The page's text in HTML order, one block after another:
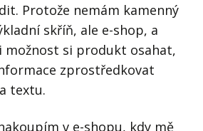
Protože nemám kamenný
skříň, ale e-shop, a
možnost si produkt osahat,
zprostředkovat
textu.
v e-shopu, kdy mě